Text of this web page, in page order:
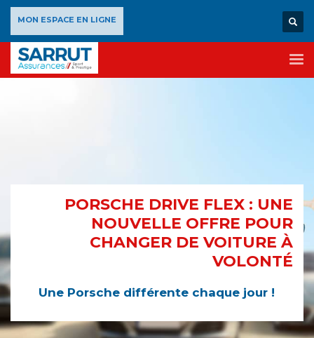
MON ESPACE EN LIGNE
PORSCHE DRIVE FLEX : UNE
NOUVELLE OFFRE POUR
CHANGER DE VOITURE À
VOLONTÉ
Une Porsche différente chaque jour !